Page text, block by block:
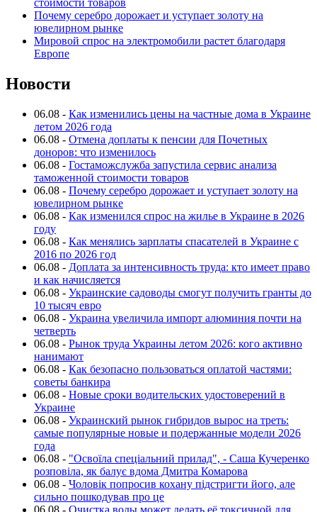
стоимости товаров
Почему серебро дорожает и уступает золоту на
ювелирном рынке
Мировой спрос на электромобили растет благодаря
Европе
Новости
06.08 - Как изменились цены на частные дома в Украине
летом 2026 года
06.08 - Отмена доплаты к пенсии для Почетных
доноров: что изменилось
06.08 - Гостаможслужба запустила сервис анализа
таможенной стоимости товаров
06.08 - Почему серебро дорожает и уступает золоту на
ювелирном рынке
06.08 - Как изменился спрос на жилье в Украине в 2026
году
06.08 - Как менялись зарплаты спасателей в Украине с
2016 по 2026 год
06.08 - Доплата за интенсивность труда: кто имеет право
и как начисляется
06.08 - Украинские садоводы смогут получить гранты до
10 тысяч евро
06.08 - Украина увеличила импорт алюминия почти на
четверть
06.08 - Рынок труда Украины летом 2026: кого активно
нанимают
06.08 - Как безопасно пользоваться оплатой частями:
советы банкира
06.08 - Новые сроки водительских удостоверений в
Украине
06.08 - Украинский рынок гибридов вырос на треть:
самые популярные новые и подержанные модели 2026
года
06.08 - "Освоїла спеціальний прилад", - Саша Кучеренко
розповіла, як балує вдома Дмитра Комарова
06.08 - Чоловік попросив кохану підстригти його, але
сильно пошкодував про це
06.08 - Очистка воды может делать её токсичной для